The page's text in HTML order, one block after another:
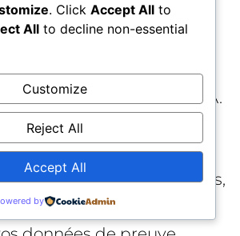
en tests sans
terme vous gagnerez
terme vous perdrez la
et des systèmes IA.
contenus comparatifs
: protocoles de test,
photos originales,
. Click Accept All to
All to decline non-essential
Customize
Reject All
Accept All
by